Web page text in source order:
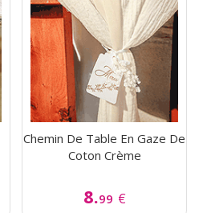
Chemin De Table En Gaze De
Coton Crème
8.99 €